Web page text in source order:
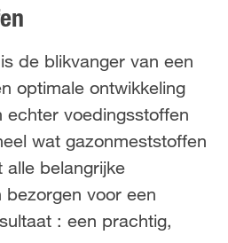
de blikvanger van een
optimale ontwikkeling
echter voedingsstoffen
wat gazonmeststoffen
belangrijke
bezorgen voor een
: een prachtig,